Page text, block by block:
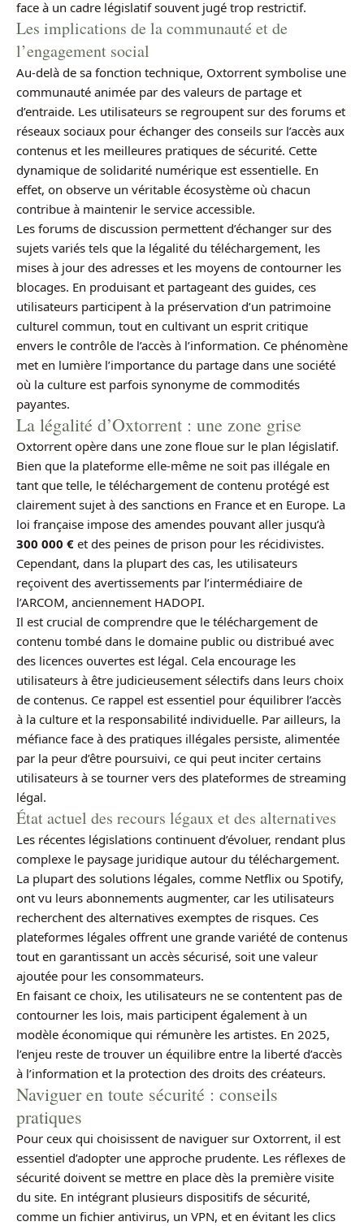
face à un cadre législatif souvent jugé trop restrictif.
Les implications de la communauté et de
l’engagement social
Au-delà de sa fonction technique, Oxtorrent symbolise une
communauté animée par des valeurs de partage et
d’entraide. Les utilisateurs se regroupent sur des forums et
réseaux sociaux pour échanger des conseils sur l’accès aux
contenus et les meilleures pratiques de sécurité. Cette
dynamique de solidarité numérique est essentielle. En
effet, on observe un véritable écosystème où chacun
contribue à maintenir le service accessible.
Les forums de discussion permettent d’échanger sur des
sujets variés tels que la légalité du téléchargement, les
mises à jour des adresses et les moyens de contourner les
blocages. En produisant et partageant des guides, ces
utilisateurs participent à la préservation d’un patrimoine
culturel commun, tout en cultivant un esprit critique
envers le contrôle de l’accès à l’information. Ce phénomène
met en lumière l’importance du partage dans une société
où la culture est parfois synonyme de commodités
payantes.
La légalité d’Oxtorrent : une zone grise
Oxtorrent opère dans une zone floue sur le plan législatif.
Bien que la plateforme elle-même ne soit pas illégale en
tant que telle, le téléchargement de contenu protégé est
clairement sujet à des sanctions en France et en Europe. La
loi française impose des amendes pouvant aller jusqu’à
300 000 € et des peines de prison pour les récidivistes.
Cependant, dans la plupart des cas, les utilisateurs
reçoivent des avertissements par l’intermédiaire de
l’ARCOM, anciennement HADOPI.
Il est crucial de comprendre que le téléchargement de
contenu tombé dans le domaine public ou distribué avec
des licences ouvertes est légal. Cela encourage les
utilisateurs à être judicieusement sélectifs dans leurs choix
de contenus. Ce rappel est essentiel pour équilibrer l’accès
à la culture et la responsabilité individuelle. Par ailleurs, la
méfiance face à des pratiques illégales persiste, alimentée
par la peur d’être poursuivi, ce qui peut inciter certains
utilisateurs à se tourner vers des plateformes de streaming
légal.
État actuel des recours légaux et des alternatives
Les récentes législations continuent d’évoluer, rendant plus
complexe le paysage juridique autour du téléchargement.
La plupart des solutions légales, comme Netflix ou Spotify,
ont vu leurs abonnements augmenter, car les utilisateurs
recherchent des alternatives exemptes de risques. Ces
plateformes légales offrent une grande variété de contenus
tout en garantissant un accès sécurisé, soit une valeur
ajoutée pour les consommateurs.
En faisant ce choix, les utilisateurs ne se contentent pas de
contourner les lois, mais participent également à un
modèle économique qui rémunère les artistes. En 2025,
l’enjeu reste de trouver un équilibre entre la liberté d’accès
à l’information et la protection des droits des créateurs.
Naviguer en toute sécurité : conseils
pratiques
Pour ceux qui choisissent de naviguer sur Oxtorrent, il est
essentiel d’adopter une approche prudente. Les réflexes de
sécurité doivent se mettre en place dès la première visite
du site. En intégrant plusieurs dispositifs de sécurité,
comme un fichier antivirus, un VPN, et en évitant les clics